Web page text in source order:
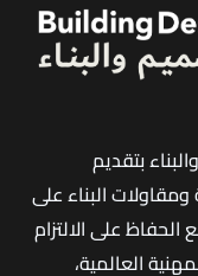
بتقديم
البناء على
الحفاظ على الالتزام
العالمية،